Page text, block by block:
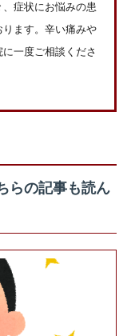
症状にお悩みの患
ます。辛い痛みや
一度ご相談くださ
らの記事も読ん